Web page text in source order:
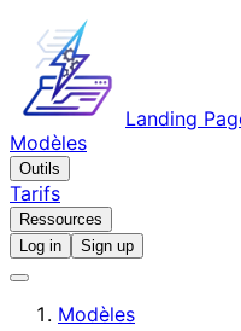
Landing
Modèles
Outils
Tarifs
Ressources
Log in
Sign up
Modèles